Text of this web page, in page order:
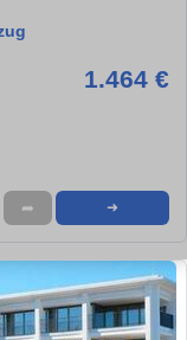
1.464 €
➦ ➜